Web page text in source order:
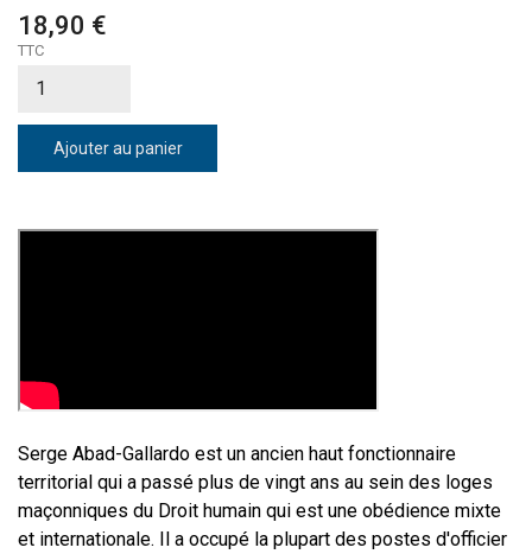
18,90 €
TTC
Ajouter au panier
Serge Abad-Gallardo est un ancien haut fonctionnaire
territorial qui a passé plus de vingt ans au sein des loges
maçonniques du Droit humain qui est une obédience mixte
et internationale. Il a occupé la plupart des postes d'officier